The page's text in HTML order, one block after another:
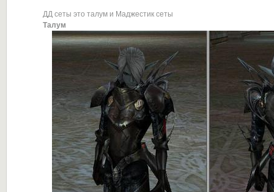
ДД сеты это талум и Маджестик сеты
Талум